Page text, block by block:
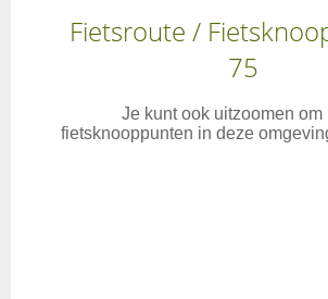
Fietsroute /
75
Je kunt ook uitzoomen om
fietsknooppunten in deze